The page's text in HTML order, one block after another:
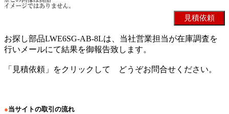
お探し部品LWE6SG-AB-8Lは、当社営業担当が在庫調査を
行いメールにて結果を御報告致します。
「見積依頼」をクリックして どうぞお問合せください。
●当サイトの取引の流れ